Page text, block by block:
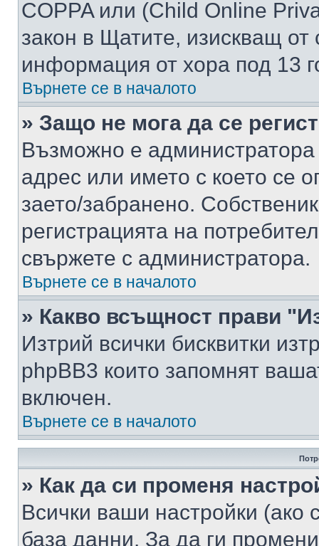
COPPA или (Child Online
закон в Щатите, изискващ от
информация от хора под 13
Върнете се в началото
» Защо не мога да се
Възможно е
адрес или името с което се
заето/забранено.
регистрацията на
свържете с администратора.
Върнете се в началото
» Какво всъщност прави
Изтрий всички бисквитки
phpBB3 които запомнят
включен.
Върнете се в началото
» Как да си променя
Всички ваши настройки (ако
база данни. За да ги